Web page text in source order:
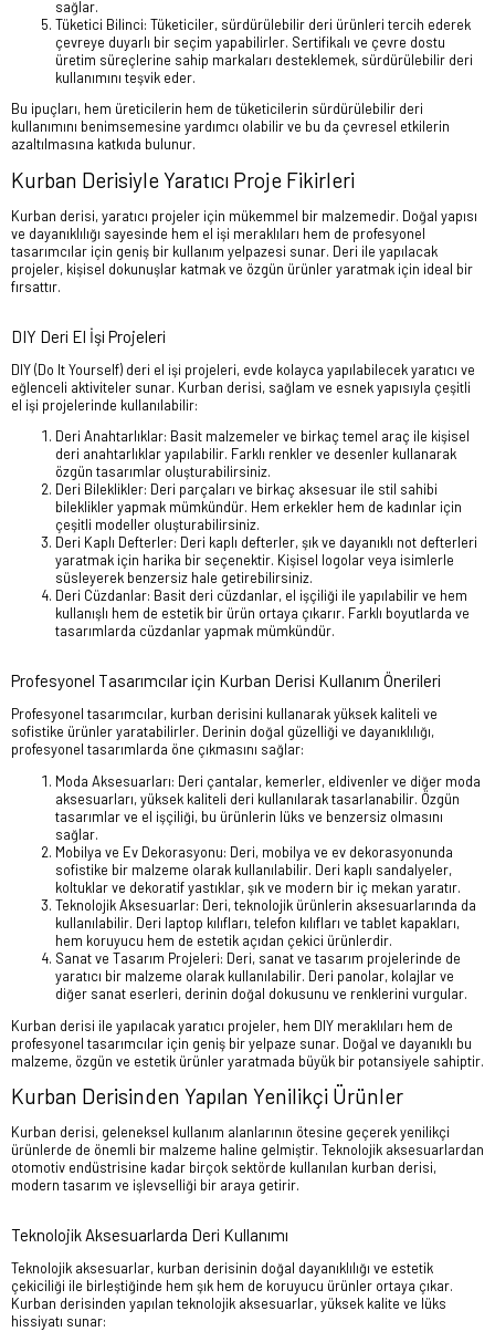
sağlar.
Tüketici Bilinci: Tüketiciler, sürdürülebilir deri ürünleri tercih ederek
çevreye duyarlı bir seçim yapabilirler. Sertifikalı ve çevre dostu
üretim süreçlerine sahip markaları desteklemek, sürdürülebilir deri
kullanımını teşvik eder.
Bu ipuçları, hem üreticilerin hem de tüketicilerin sürdürülebilir deri
kullanımını benimsemesine yardımcı olabilir ve bu da çevresel etkilerin
azaltılmasına katkıda bulunur.
Kurban Derisiyle Yaratıcı Proje Fikirleri
Kurban derisi, yaratıcı projeler için mükemmel bir malzemedir. Doğal yapısı
ve dayanıklılığı sayesinde hem el işi meraklıları hem de profesyonel
tasarımcılar için geniş bir kullanım yelpazesi sunar. Deri ile yapılacak
projeler, kişisel dokunuşlar katmak ve özgün ürünler yaratmak için ideal bir
fırsattır.
DIY Deri El İşi Projeleri
DIY (Do It Yourself) deri el işi projeleri, evde kolayca yapılabilecek yaratıcı ve
eğlenceli aktiviteler sunar. Kurban derisi, sağlam ve esnek yapısıyla çeşitli
el işi projelerinde kullanılabilir:
Deri Anahtarlıklar: Basit malzemeler ve birkaç temel araç ile kişisel
deri anahtarlıklar yapılabilir. Farklı renkler ve desenler kullanarak
özgün tasarımlar oluşturabilirsiniz.
Deri Bileklikler: Deri parçaları ve birkaç aksesuar ile stil sahibi
bileklikler yapmak mümkündür. Hem erkekler hem de kadınlar için
çeşitli modeller oluşturabilirsiniz.
Deri Kaplı Defterler: Deri kaplı defterler, şık ve dayanıklı not defterleri
yaratmak için harika bir seçenektir. Kişisel logolar veya isimlerle
süsleyerek benzersiz hale getirebilirsiniz.
Deri Cüzdanlar: Basit deri cüzdanlar, el işçiliği ile yapılabilir ve hem
kullanışlı hem de estetik bir ürün ortaya çıkarır. Farklı boyutlarda ve
tasarımlarda cüzdanlar yapmak mümkündür.
Profesyonel Tasarımcılar için Kurban Derisi Kullanım Önerileri
Profesyonel tasarımcılar, kurban derisini kullanarak yüksek kaliteli ve
sofistike ürünler yaratabilirler. Derinin doğal güzelliği ve dayanıklılığı,
profesyonel tasarımlarda öne çıkmasını sağlar:
Moda Aksesuarları: Deri çantalar, kemerler, eldivenler ve diğer moda
aksesuarları, yüksek kaliteli deri kullanılarak tasarlanabilir. Özgün
tasarımlar ve el işçiliği, bu ürünlerin lüks ve benzersiz olmasını
sağlar.
Mobilya ve Ev Dekorasyonu: Deri, mobilya ve ev dekorasyonunda
sofistike bir malzeme olarak kullanılabilir. Deri kaplı sandalyeler,
koltuklar ve dekoratif yastıklar, şık ve modern bir iç mekan yaratır.
Teknolojik Aksesuarlar: Deri, teknolojik ürünlerin aksesuarlarında da
kullanılabilir. Deri laptop kılıfları, telefon kılıfları ve tablet kapakları,
hem koruyucu hem de estetik açıdan çekici ürünlerdir.
Sanat ve Tasarım Projeleri: Deri, sanat ve tasarım projelerinde de
yaratıcı bir malzeme olarak kullanılabilir. Deri panolar, kolajlar ve
diğer sanat eserleri, derinin doğal dokusunu ve renklerini vurgular.
Kurban derisi ile yapılacak yaratıcı projeler, hem DIY meraklıları hem de
profesyonel tasarımcılar için geniş bir yelpaze sunar. Doğal ve dayanıklı bu
malzeme, özgün ve estetik ürünler yaratmada büyük bir potansiyele sahiptir.
Kurban Derisinden Yapılan Yenilikçi Ürünler
Kurban derisi, geleneksel kullanım alanlarının ötesine geçerek yenilikçi
ürünlerde de önemli bir malzeme haline gelmiştir. Teknolojik aksesuarlardan
otomotiv endüstrisine kadar birçok sektörde kullanılan kurban derisi,
modern tasarım ve işlevselliği bir araya getirir.
Teknolojik Aksesuarlarda Deri Kullanımı
Teknolojik aksesuarlar, kurban derisinin doğal dayanıklılığı ve estetik
çekiciliği ile birleştiğinde hem şık hem de koruyucu ürünler ortaya çıkar.
Kurban derisinden yapılan teknolojik aksesuarlar, yüksek kalite ve lüks
hissiyatı sunar: